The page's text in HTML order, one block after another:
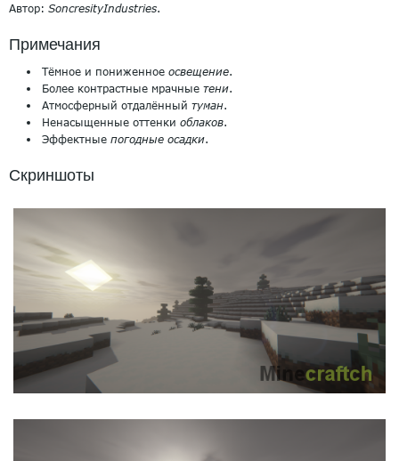
Автор: SoncresityIndustries.
Примечания
Тёмное и пониженное освещение.
Более контрастные мрачные тени.
Атмосферный отдалённый туман.
Ненасыщенные оттенки облаков.
Эффектные погодные осадки.
Скриншоты